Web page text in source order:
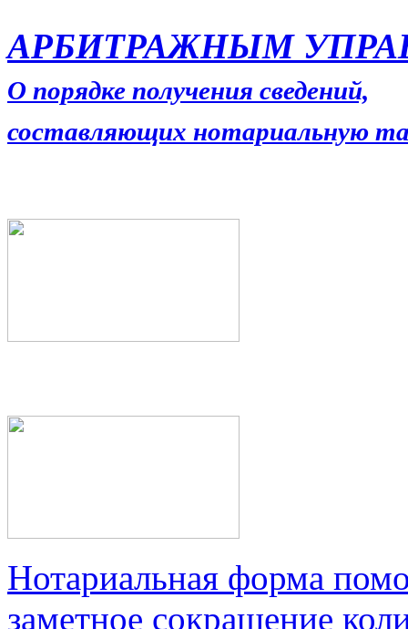
АРБИТРАЖНЫМ
О порядке получения сведений,
составляющих нотариальную
Нотариальная форма
заметное сокращение